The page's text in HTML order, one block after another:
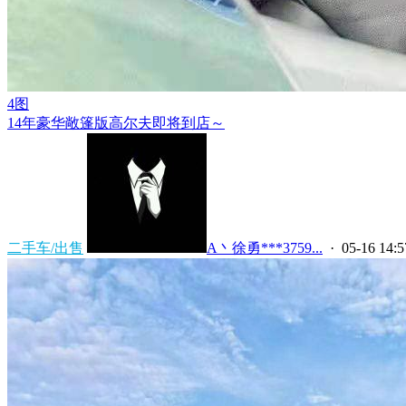
4图
14年豪华敞篷版高尔夫即将到店～
二手车/出售 A丶徐勇***3759... · 05-16